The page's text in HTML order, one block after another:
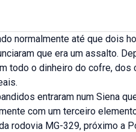
normalmente até que dois
que era um assalto.
todo o dinheiro do cofre, dos
entraram num Siena
com um terceiro
rodovia MG-329, próximo a